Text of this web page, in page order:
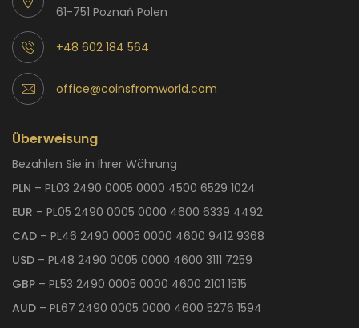
61-751 Poznań Polen
+48 602 184 564
office@coinsfromworld.com
Überweisung
Bezahlen Sie in Ihrer Währung
PLN – PL03 2490 0005 0000 4500 6529 1024
EUR – PL05 2490 0005 0000 4600 6339 4492
CAD – PL46 2490 0005 0000 4600 9412 9368
USD – PL48 2490 0005 0000 4600 3111 7259
GBP – PL53 2490 0005 0000 4600 2101 1515
AUD – PL67 2490 0005 0000 4600 5276 1594